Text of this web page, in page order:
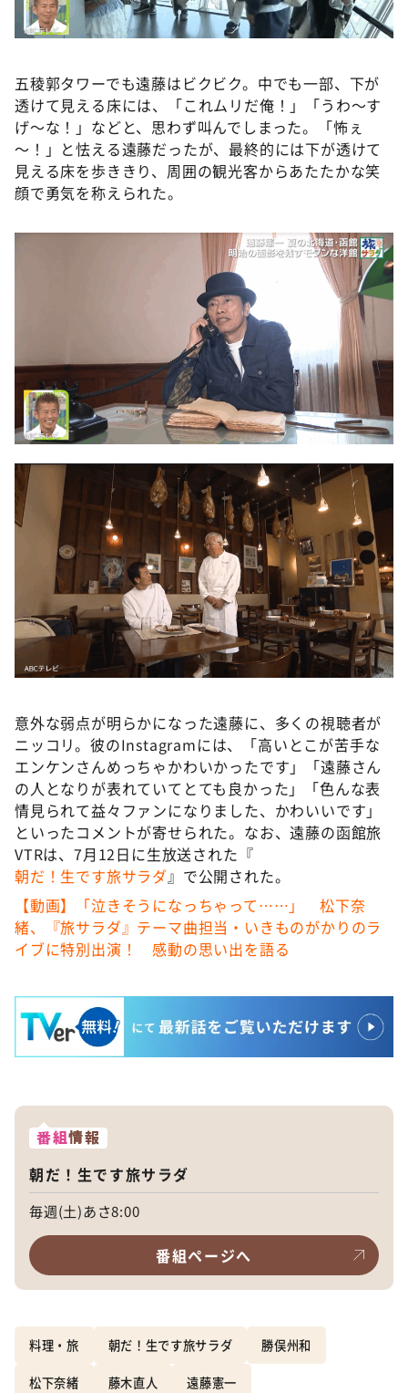
五稜郭タワーでも遠藤はビクビク。中でも一部、下が
透けて見える床には、「これムリだ俺！」「うわ～す
げ～な！」などと、思わず叫んでしまった。「怖ぇ
～！」と怯える遠藤だったが、最終的には下が透けて
見える床を歩ききり、周囲の観光客からあたたかな笑
顔で勇気を称えられた。
意外な弱点が明らかになった遠藤に、多くの視聴者が
ニッコリ。彼のInstagramには、「高いとこが苦手な
エンケンさんめっちゃかわいかったです」「遠藤さん
の人となりが表れていてとても良かった」「色んな表
情見られて益々ファンになりました、かわいいです」
といったコメントが寄せられた。なお、遠藤の函館旅
VTRは、7月12日に生放送された『
朝だ！生です旅サラダ』で公開された。
【動画】「泣きそうになっちゃって……」 松下奈
緒、『旅サラダ』テーマ曲担当・いきものがかりのラ
イブに特別出演！ 感動の思い出を語る
番組情報
朝だ！生です旅サラダ
毎週(土)あさ8:00
番組ページへ
料理・旅 朝だ！生です旅サラダ 勝俣州和
松下奈緒 藤木直人 遠藤憲一